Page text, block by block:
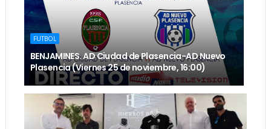
FUTBOL
BENJAMINES. AD Ciudad de Plasencia-AD Nuevo
Plasencia (Viernes 25 de noviembre, 16:00)